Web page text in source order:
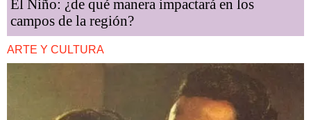
El Niño: ¿de qué manera impactará en los
campos de la región?
ARTE Y CULTURA